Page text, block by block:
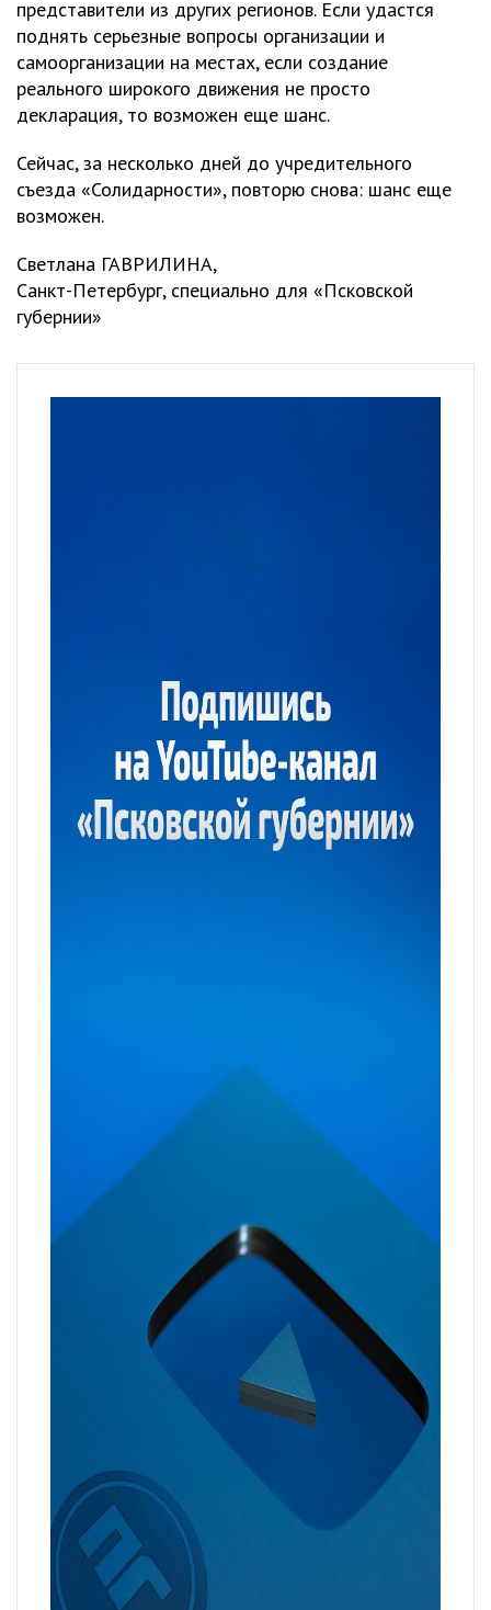
представители из других регионов. Если удастся
поднять серьезные вопросы организации и
самоорганизации на местах, если создание
реального широкого движения не просто
декларация, то возможен еще шанс.
Сейчас, за несколько дней до учредительного
съезда «Солидарности», повторю снова: шанс еще
возможен.
Светлана ГАВРИЛИНА,
Санкт-Петербург, специально для «Псковской
губернии»